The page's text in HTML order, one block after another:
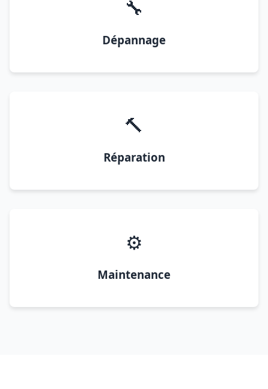
🔧
Dépannage
🔨
Réparation
⚙️
Maintenance